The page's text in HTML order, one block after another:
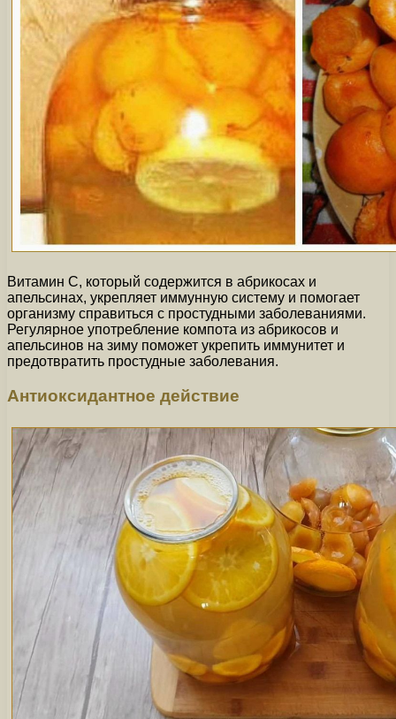
Витамин С, который содержится в абрикосах и
апельсинах, укрепляет иммунную систему и помогает
организму справиться с простудными заболеваниями.
Регулярное употребление компота из абрикосов и
апельсинов на зиму поможет укрепить иммунитет и
предотвратить простудные заболевания.
Антиоксидантное действие